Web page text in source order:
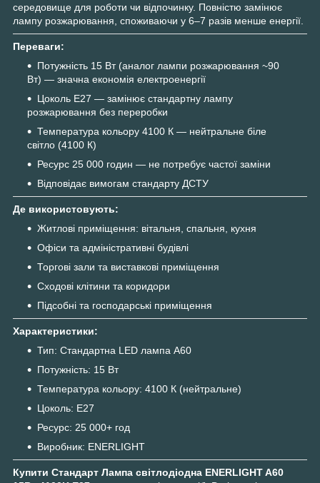
середовище для роботи чи відпочинку. Повністю замінює
лампу розжарювання, споживаючи у 6–7 разів менше енергії.
Переваги:
Потужність 15 Вт (аналог лампи розжарювання ~90
Вт) — значна економія електроенергії
Цоколь E27 — замінює стандартну лампу
розжарювання без переробки
Температура кольору 4100 К — нейтральне біле
світло (4100 К)
Ресурс 25 000 годин — не потребує частої заміни
Відповідає вимогам стандарту ДСТУ
Де використовують:
Житлові приміщення: вітальня, спальня, кухня
Офіси та адміністративні будівлі
Торгові зали та виставкові приміщення
Сходові клітини та коридори
Підсобні та господарські приміщення
Характеристики:
Тип: Стандартна LED лампа A60
Потужність: 15 Вт
Температура кольору: 4100 К (нейтральне)
Цоколь: E27
Ресурс: 25 000+ год
Виробник: ENERLIGHT
Купити Стандарт Лампа світлодіодна ENERLIGHT A60